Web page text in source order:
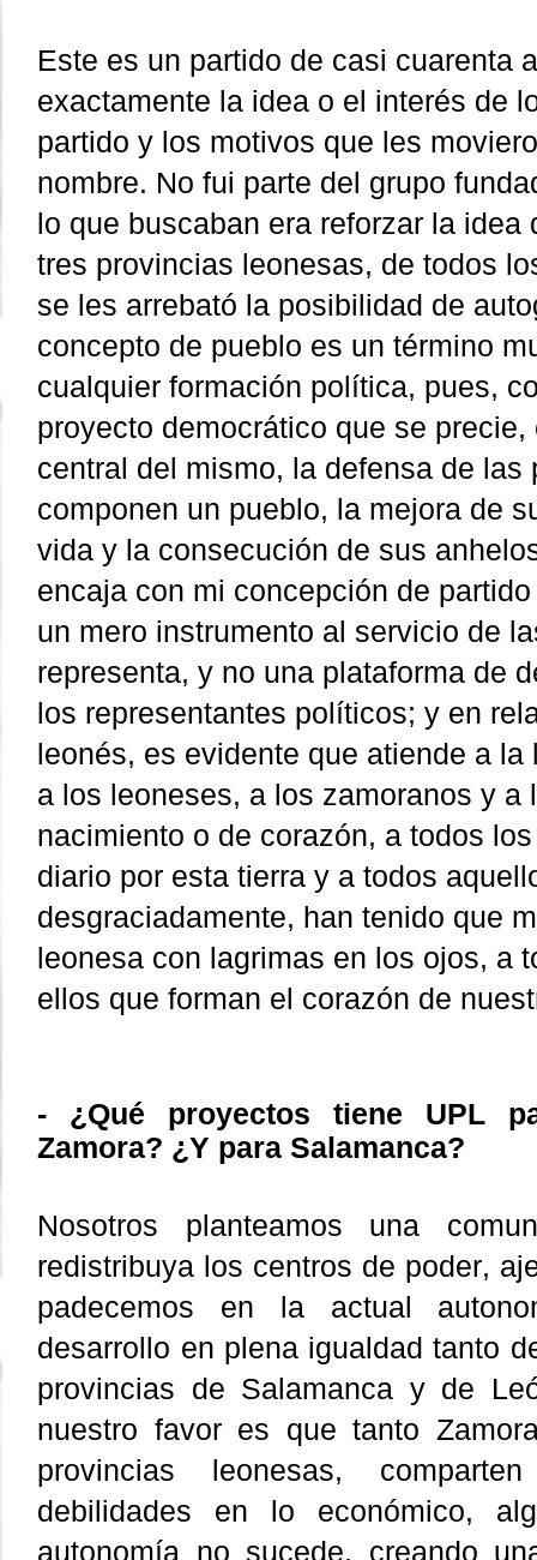
Este es un partido de casi cuarenta
exactamente la idea o el interés de
partido y los motivos que les
nombre. No fui parte del grupo
lo que buscaban era reforzar la
tres provincias leonesas, de todos
se les arrebató la posibilidad de
concepto de pueblo es un término
cualquier formación política, pues,
proyecto democrático que se
central del mismo, la defensa de las
componen un pueblo, la mejora de
vida y la consecución de sus
encaja con mi concepción de
un mero instrumento al servicio de
representa, y no una plataforma de
los representantes políticos; y en
leonés, es evidente que atiende a
a los leoneses, a los zamoranos y a
nacimiento o de corazón, a todos
diario por esta tierra y a todos
desgraciadamente, han tenido que
leonesa con lagrimas en los ojos, a
ellos que forman el corazón de
- ¿Qué proyectos tiene UPL
Zamora? ¿Y para Salamanca?
Nosotros planteamos una
redistribuya los centros de poder,
padecemos en la actual
desarrollo en plena igualdad tanto
provincias de Salamanca y de
nuestro favor es que tanto
provincias leonesas,
debilidades en lo económico,
autonomía no sucede, creando